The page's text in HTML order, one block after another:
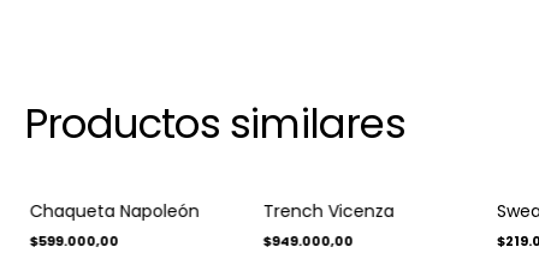
Productos similares
Chaqueta Napoleón
$599.000,00
Trench Vicenza
$949.000,00